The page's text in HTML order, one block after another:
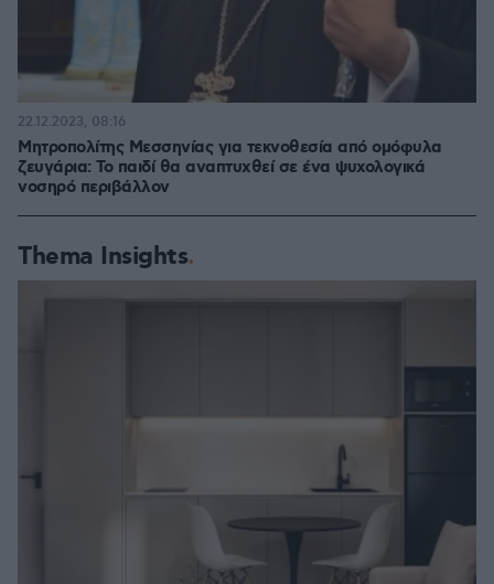
Μητροπολίτης Μεσσηνίας για τεκνοθεσία από ομόφυλα
ζευγάρια: Το παιδί θα αναπτυχθεί σε ένα ψυχολογικά
νοσηρό περιβάλλον
22.12.2023, 08:16
Thema Insights